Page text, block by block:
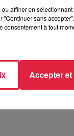
affiner en
sans
à tout
Accepter